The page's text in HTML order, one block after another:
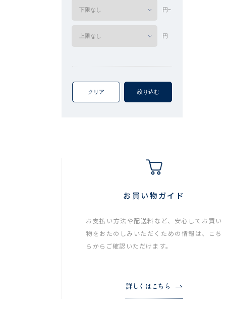
円~
円
クリア 絞り込む
お買い物ガイド
お支払い方法や配送料など、安心してお買い
物をおたのしみいただくための情報は、こち
らからご確認いただけます。
詳しくはこちら